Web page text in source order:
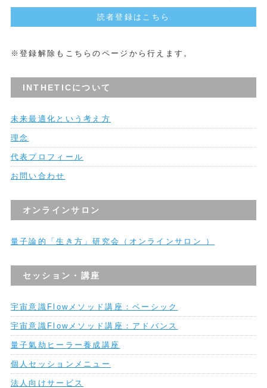
読者登録はこちら
※登録解除もこちらのページから行えます。
INTHETICについて
未来最適化という考え方
理念
代表プロフィール
お問い合わせ
オンラインサロン
量子論的「生き方」研究会（オンラインサロン ）
セッション・講座
宇宙意識Flowメソッド講座：ベーシック
宇宙意識Flowメソッド講座：アドバンス
量子氣劫ヒーラー養成講座
個人セッションメニュー
法人向けサービス